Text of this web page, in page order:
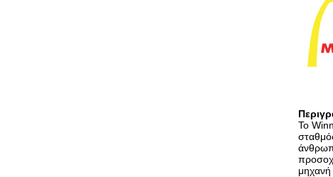
Το
μηχανή